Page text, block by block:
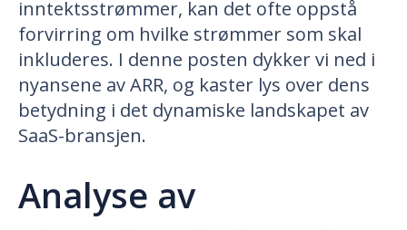
inntektsstrømmer, kan det ofte oppstå
forvirring om hvilke strømmer som skal
inkluderes. I denne posten dykker vi ned i
nyansene av ARR, og kaster lys over dens
betydning i det dynamiske landskapet av
SaaS-bransjen.
Analyse av